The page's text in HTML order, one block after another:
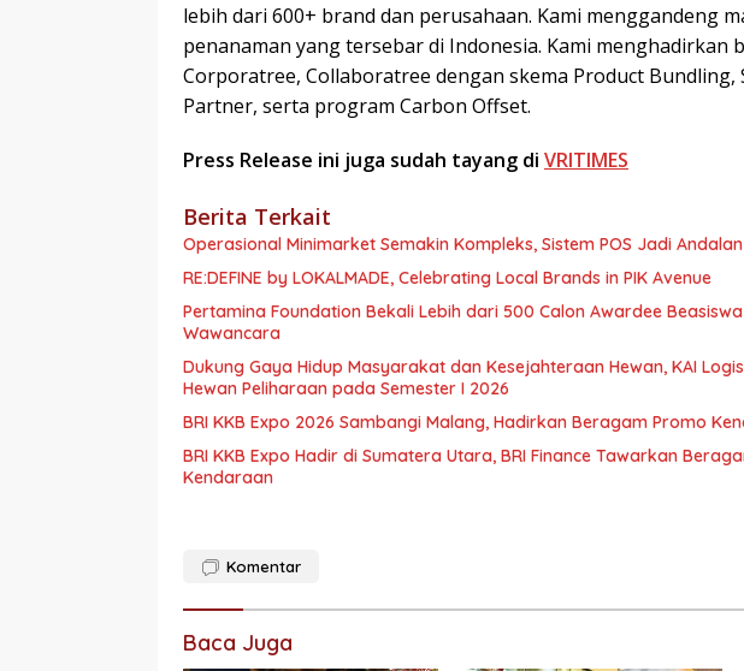
lebih dari 600+ brand dan perusahaan. Kami menggandeng
penanaman yang tersebar di Indonesia. Kami menghadirkan
Corporatree, Collaboratree dengan skema Product Bundling,
Partner, serta program Carbon Offset.
Press Release ini juga sudah tayang di VRITIMES
Berita Terkait
Operasional Minimarket Semakin Kompleks, Sistem POS Jadi
RE:DEFINE by LOKALMADE, Celebrating Local Brands in PIK Avenue
Pertamina Foundation Bekali Lebih dari 500 Calon Awardee
Wawancara
Dukung Gaya Hidup Masyarakat dan Kesejahteraan Hewan, KAI
Hewan Peliharaan pada Semester I 2026
BRI KKB Expo 2026 Sambangi Malang, Hadirkan Beragam Promo
BRI KKB Expo Hadir di Sumatera Utara, BRI Finance Tawarkan
Kendaraan
Komentar
Baca Juga